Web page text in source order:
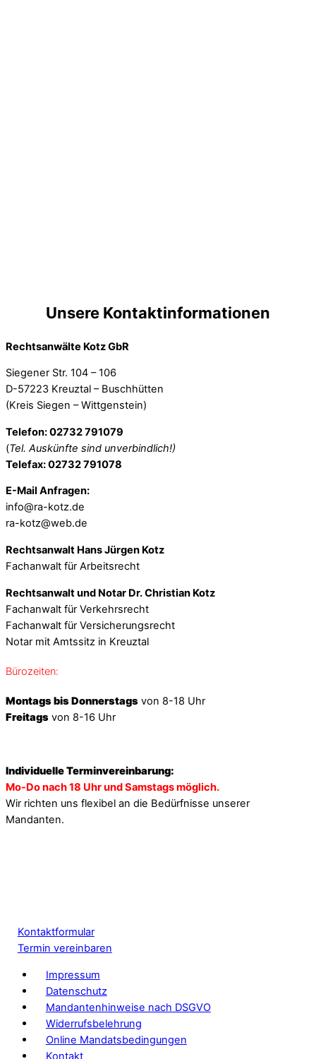
Unsere Kontaktinformationen
Rechtsanwälte Kotz GbR
Siegener Str. 104 – 106
D-57223 Kreuztal – Buschhütten
(Kreis Siegen – Wittgenstein)
Telefon: 02732 791079
(Tel. Auskünfte sind unverbindlich!)
Telefax: 02732 791078
E-Mail Anfragen:
info@ra-kotz.de
ra-kotz@web.de
Rechtsanwalt Hans Jürgen Kotz
Fachanwalt für Arbeitsrecht
Rechtsanwalt und Notar Dr. Christian Kotz
Fachanwalt für Verkehrsrecht
Fachanwalt für Versicherungsrecht
Notar mit Amtssitz in Kreuztal
Bürozeiten:
Montags bis Donnerstags von 8-18 Uhr
Freitags von 8-16 Uhr
Individuelle Terminvereinbarung:
Mo-Do nach 18 Uhr und Samstags möglich.
Wir richten uns flexibel an die Bedürfnisse unserer
Mandanten.
Kontaktformular
Termin vereinbaren
Impressum
Datenschutz
Mandantenhinweise nach DSGVO
Widerrufsbelehrung
Online Mandatsbedingungen
Kontakt